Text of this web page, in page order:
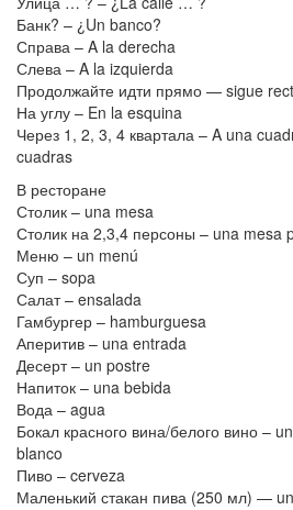
Банк? – ¿Un banco?
Справа – A la derecha
Слева – A la izquierda
Продолжайте идти прямо — sigue
На углу – En la esquina
Через 1, 2, 3, 4 квартала – A una
cuadras
В ресторане
Столик – una mesa
Столик на 2,3,4 персоны – una mesa
Меню – un menú
Суп – sopa
Салат – ensalada
Гамбургер – hamburguesa
Аперитив – una entrada
Десерт – un postre
Напиток – una bebida
Вода – agua
Бокал красного вина/белого вино –
blanco
Пиво – cerveza
Маленький стакан пива (250 мл) —